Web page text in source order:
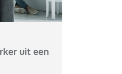
uit een